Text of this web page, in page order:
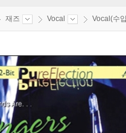
재즈 Vocal Vocal(수